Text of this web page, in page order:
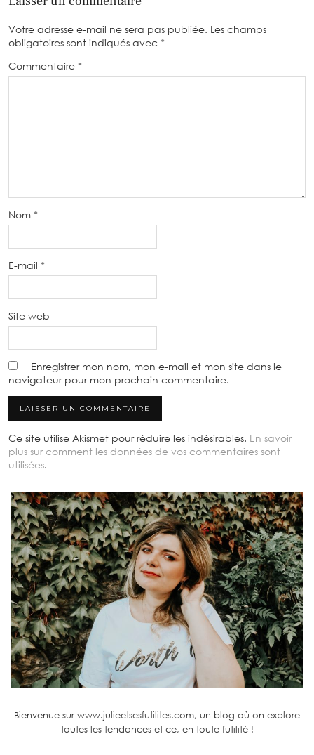
Votre adresse e-mail ne sera pas publiée. Les champs
obligatoires sont indiqués avec *
Commentaire *
Nom *
E-mail *
Site web
Enregistrer mon nom, mon e-mail et mon site dans le
navigateur pour mon prochain commentaire.
Ce site utilise Akismet pour réduire les indésirables. En savoir
plus sur comment les données de vos commentaires sont
utilisées.
Bienvenue sur www.julieetsesfutilites.com, un blog où on explore
toutes les tendances et ce, en toute futilité !